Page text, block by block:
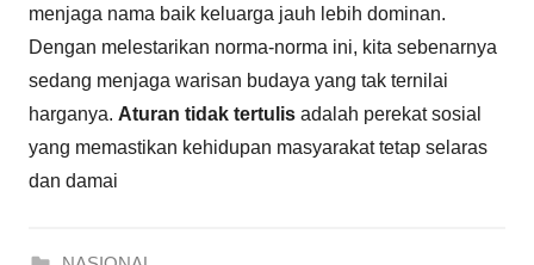
menjaga nama baik keluarga jauh lebih dominan.
Dengan melestarikan norma-norma ini, kita sebenarnya
sedang menjaga warisan budaya yang tak ternilai
harganya. Aturan tidak tertulis adalah perekat sosial
yang memastikan kehidupan masyarakat tetap selaras
dan damai